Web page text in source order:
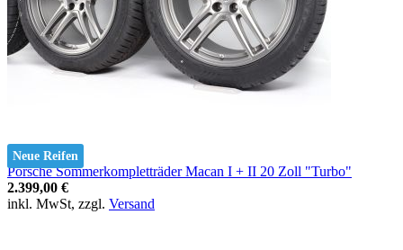
Neue Reifen
Porsche Sommerkompletträder Macan I + II 20 Zoll "Turbo"
2.399,00 €
inkl. MwSt, zzgl. Versand